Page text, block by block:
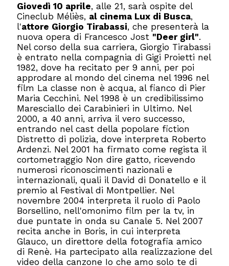
Giovedì 10 aprile, alle 21, sarà ospite del
Cineclub Méliès, al cinema Lux di Busca,
l'attore Giorgio Tirabassi, che presenterà la
nuova opera di Francesco Jost "Deer girl".
Nel corso della sua carriera, Giorgio Tirabassi
è entrato nella compagnia di Gigi Proietti nel
1982, dove ha recitato per 9 anni, per poi
approdare al mondo del cinema nel 1996 nel
film La classe non è acqua, al fianco di Pier
Maria Cecchini. Nel 1998 è un credibilissimo
Maresciallo dei Carabinieri in Ultimo. Nel
2000, a 40 anni, arriva il vero successo,
entrando nel cast della popolare fiction
Distretto di polizia, dove interpreta Roberto
Ardenzi. Nel 2001 ha firmato come regista il
cortometraggio Non dire gatto, ricevendo
numerosi riconoscimenti nazionali e
internazionali, quali il David di Donatello e il
premio al Festival di Montpellier. Nel
novembre 2004 interpreta il ruolo di Paolo
Borsellino, nell'omonimo film per la tv, in
due puntate in onda su Canale 5. Nel 2007
recita anche in Boris, in cui interpreta
Glauco, un direttore della fotografia amico
di Renè. Ha partecipato alla realizzazione del
video della canzone Io che amo solo te di